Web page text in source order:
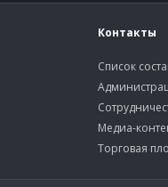
Контакты
Список
Медиа-
Торговая